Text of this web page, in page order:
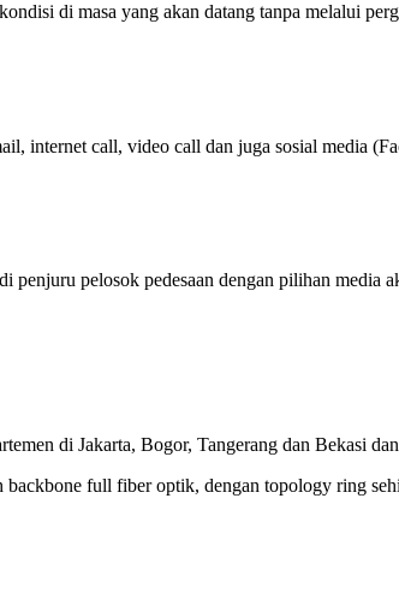
di masa yang akan datang tanpa melalui
internet call, video call dan juga sosial media
penjuru pelosok pedesaan dengan pilihan
di Jakarta, Bogor, Tangerang dan Bekasi
full fiber optik, dengan topology ring